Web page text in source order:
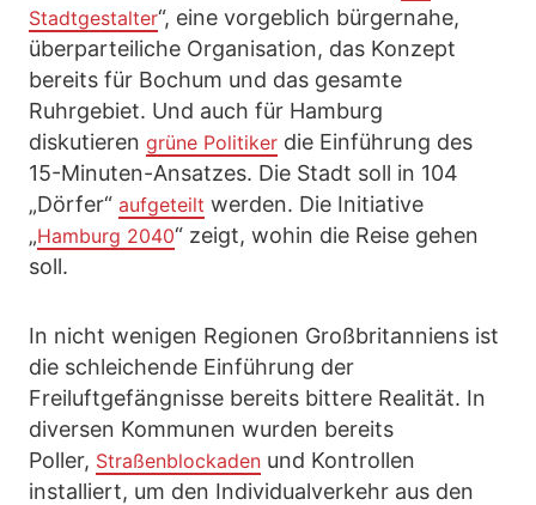
Stadtgestalter“, eine vorgeblich bürgernahe,
überparteiliche Organisation, das Konzept
bereits für Bochum und das gesamte
Ruhrgebiet. Und auch für Hamburg
diskutieren grüne Politiker die Einführung des
15-Minuten-Ansatzes. Die Stadt soll in 104
„Dörfer“ aufgeteilt werden. Die Initiative
„Hamburg 2040“ zeigt, wohin die Reise gehen
soll.
In nicht wenigen Regionen Großbritanniens ist
die schleichende Einführung der
Freiluftgefängnisse bereits bittere Realität. In
diversen Kommunen wurden bereits
Poller, Straßenblockaden und Kontrollen
installiert, um den Individualverkehr aus den